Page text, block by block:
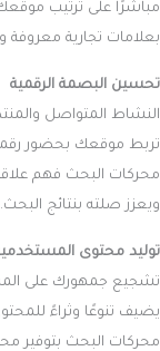
مباشرًا على ترتيب
بعلامات تجارية معروفة
تحسين البصمة الرقمية
النشاط المتواصل
تربط موقعك بحضور
محركات البحث فهم
ويعزز صلته بنتائج البحث.
توليد محتوى
تشجيع جمهورك على
يضيف تنوعًا وثراءً
محركات البحث بتوفير